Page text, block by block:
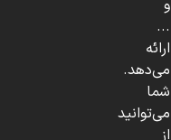
و
...
ارائه
می‌دهد.
شما
می‌توانید
از